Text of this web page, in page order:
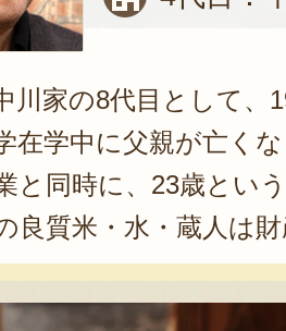
川家の8代目として、
在学中に父親が亡く
と同時に、23歳とい
良質米・水・蔵人は
りの伝統を守り続け
お米「コシヒカリ」